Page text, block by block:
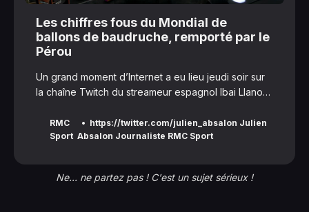
Les chiffres fous du Mondial de
ballons de baudruche, remporté par le
Pérou
Un grand moment d’Internet a eu lieu jeudi soir sur
la chaîne Twitch du streameur espagnol Ibai Llanos,
baudruche avec Gerard Piqué. Le représentant du
Pérou s’est imposé et a eu droit aux félicitations
RMC
Sport
https://twitter.com/julien_absalon Julien
Absalon Journaliste RMC Sport
Ne... ne partez pas ! C'est un sujet sérieux !